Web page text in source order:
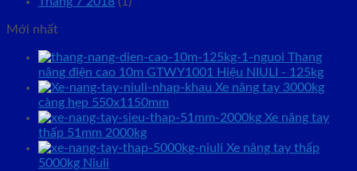
Mới nhất
Thang
nâng điện cao 10m GTWY1001 Hiệu NIULI - 125kg
Xe nâng tay 3000kg
càng hẹp 550x1150mm
Xe nâng tay
thấp 51mm 2000kg
Xe nâng tay thấp
5000kg Niuli